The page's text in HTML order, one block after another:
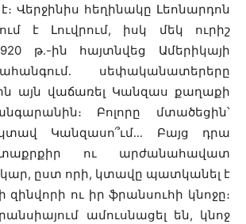
Վերջինիս հեղինակը Լեոնարդոն
է Լուվրում, իսկ մեկ ուրիշ
թ․-ին հայտնվեց Ամերիկայի
սեփականատերերը
այն վաճառել Կանզաս քաղաքի
Բոլորը մտածեցին՝
Կանզասո՞ւմ․․․ Բայց դրա
ու արժանահավատ
կար, ըստ որի, կտավը պատկանել է
ու իր ֆրանսուհի կնոջը։
ամուսնացել են, կնոջ